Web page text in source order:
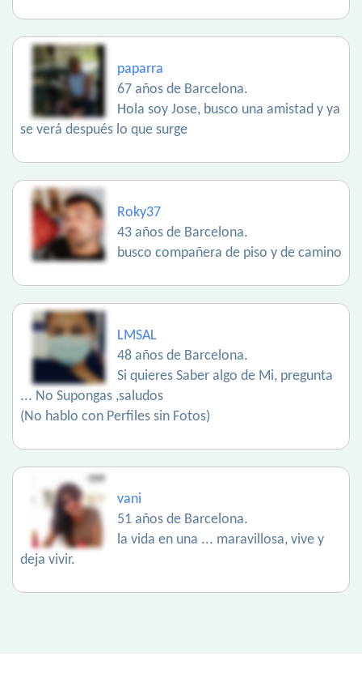
paparra
67 años de Barcelona.
Hola soy Jose, busco una amistad y ya
se verá después lo que surge
Roky37
43 años de Barcelona.
busco compañera de piso y de camino
LMSAL
48 años de Barcelona.
Si quieres Saber algo de Mi, pregunta
... No Supongas ,saludos
(No hablo con Perfiles sin Fotos)
vani
51 años de Barcelona.
la vida en una ... maravillosa, vive y
deja vivir.